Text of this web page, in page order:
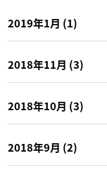
2019年1月 (1)
2018年11月 (3)
2018年10月 (3)
2018年9月 (2)